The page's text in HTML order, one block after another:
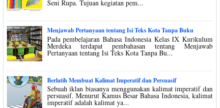
Seni Rupa. Tujuan kegiatan pem...
Menjawab Pertanyaan tentang Isi Teks Kota Tanpa Buku
Pada pembelajaran Bahasa Indonesia Kelas IX Kurikulum
Merdeka terdapat pembahasan tentang Menjawab
Pertanyaan tentang Isi Teks Kota Tanpa Bu...
Berlatih Membuat Kalimat Imperatif dan Persuasif
Sebuah iklan biasanya menggunakan kalimat imperatif dan
persuasif. Menurut Kamus Besar Bahasa Indonesia, kalimat
imperatif adalah kalimat ya...